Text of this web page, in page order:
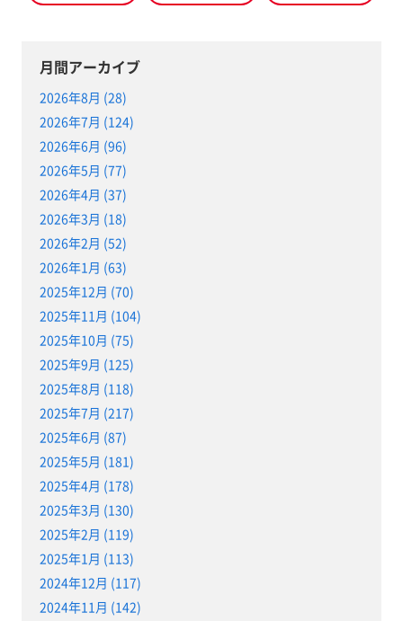
月間アーカイブ
2026年8月 (28)
2026年7月 (124)
2026年6月 (96)
2026年5月 (77)
2026年4月 (37)
2026年3月 (18)
2026年2月 (52)
2026年1月 (63)
2025年12月 (70)
2025年11月 (104)
2025年10月 (75)
2025年9月 (125)
2025年8月 (118)
2025年7月 (217)
2025年6月 (87)
2025年5月 (181)
2025年4月 (178)
2025年3月 (130)
2025年2月 (119)
2025年1月 (113)
2024年12月 (117)
2024年11月 (142)